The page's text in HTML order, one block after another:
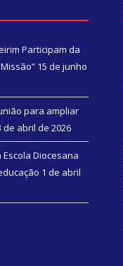
Participam da
15 de junho
para ampliar
de abril de 2026
Diocesana
1 de abril